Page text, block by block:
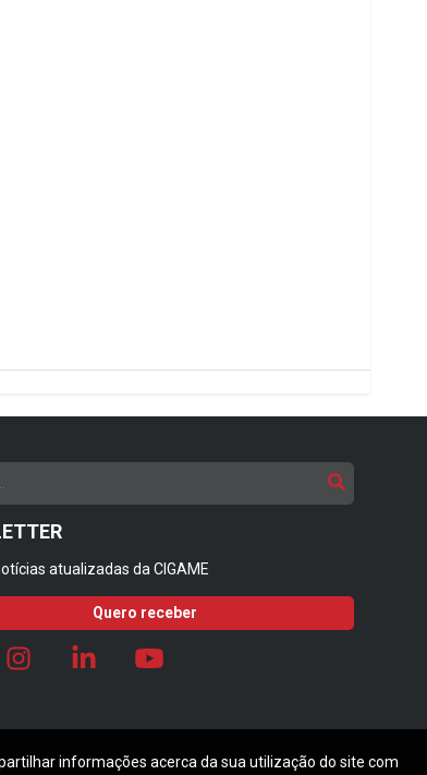
atualizadas da CIGAME
Quero receber
informações acerca da sua utilização do site com